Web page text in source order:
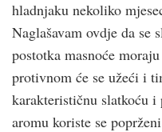
hladnjaku nekoliko
Naglašavam ovdje da se
postotka masnoće
protivnom će se užeći i
karakterističnu slatkoću
aromu koriste se